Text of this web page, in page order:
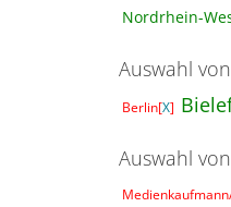
Nordrhein-
Auswahl
Berlin[X]
Auswahl